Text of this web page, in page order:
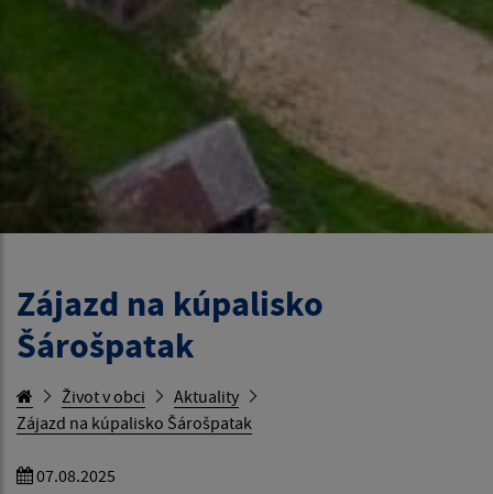
Zájazd na kúpalisko
Šárošpatak
Život v obci
Aktuality
Zájazd na kúpalisko Šárošpatak
07.08.2025